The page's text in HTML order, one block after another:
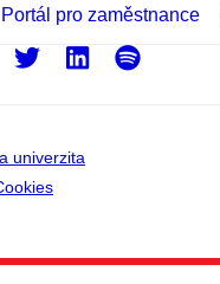
Portál pro zaměstnance
univerzita
Youtube
Twitter
LinkedIn